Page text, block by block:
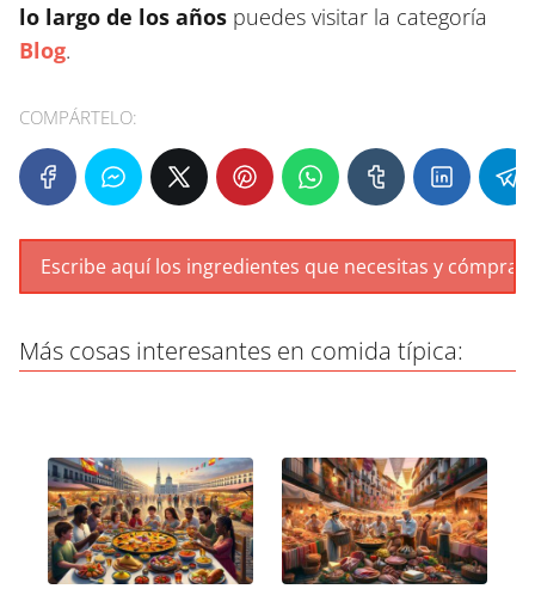
lo largo de los años puedes visitar la categoría
Blog.
COMPÁRTELO:
Más cosas interesantes en comida típica: